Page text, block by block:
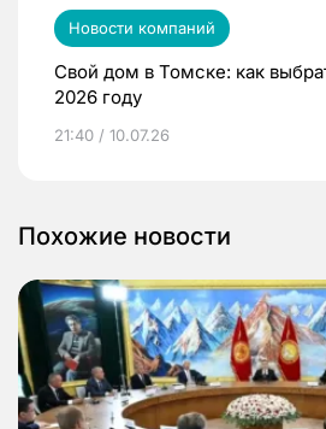
Новости компаний
Свой дом в Томске: как
2026 году
21:40 / 10.07.26
Похожие новости